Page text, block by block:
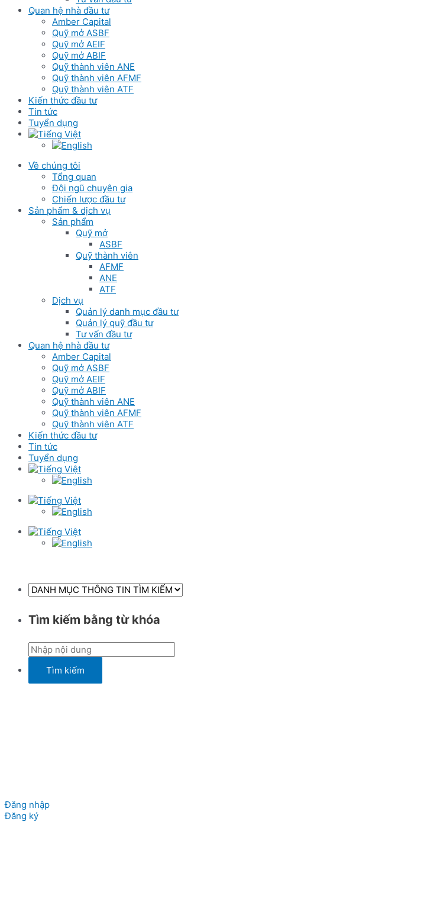
Quan hệ nhà đầu tư
Amber Capital
Quỹ mở ASBF
Quỹ mở AEIF
Quỹ mở ABIF
Quỹ thành viên ANE
Quỹ thành viên AFMF
Quỹ thành viên ATF
Kiến thức đầu tư
Tin tức
Tuyển dụng
Về chúng tôi
Tổng quan
Đội ngũ chuyên gia
Chiến lược đầu tư
Sản phẩm & dịch vụ
Sản phẩm
Quỹ mở
ASBF
Quỹ thành viên
AFMF
ANE
ATF
Dịch vụ
Quản lý danh mục đầu tư
Quản lý quỹ đầu tư
Tư vấn đầu tư
Quan hệ nhà đầu tư
Amber Capital
Quỹ mở ASBF
Quỹ mở AEIF
Quỹ mở ABIF
Quỹ thành viên ANE
Quỹ thành viên AFMF
Quỹ thành viên ATF
Kiến thức đầu tư
Tin tức
Tuyển dụng
Tìm kiếm bằng từ khóa
Đăng nhập
Đăng ký